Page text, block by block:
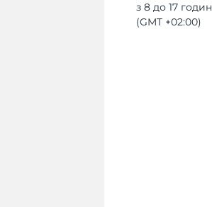
з 8 до 17 годин
(GMT +02:00)